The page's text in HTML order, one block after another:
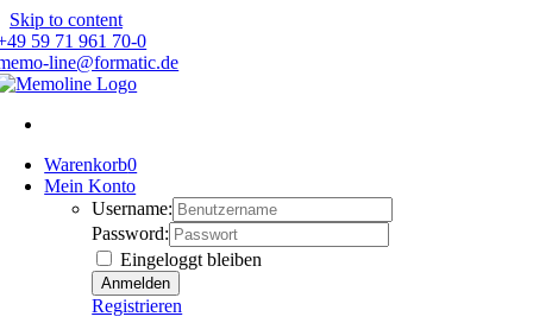
Skip to content
59 71 961 70-0
line@formatic.de
Warenkorb0
Mein Konto
Username:
Password:
Eingeloggt bleiben
Registrieren